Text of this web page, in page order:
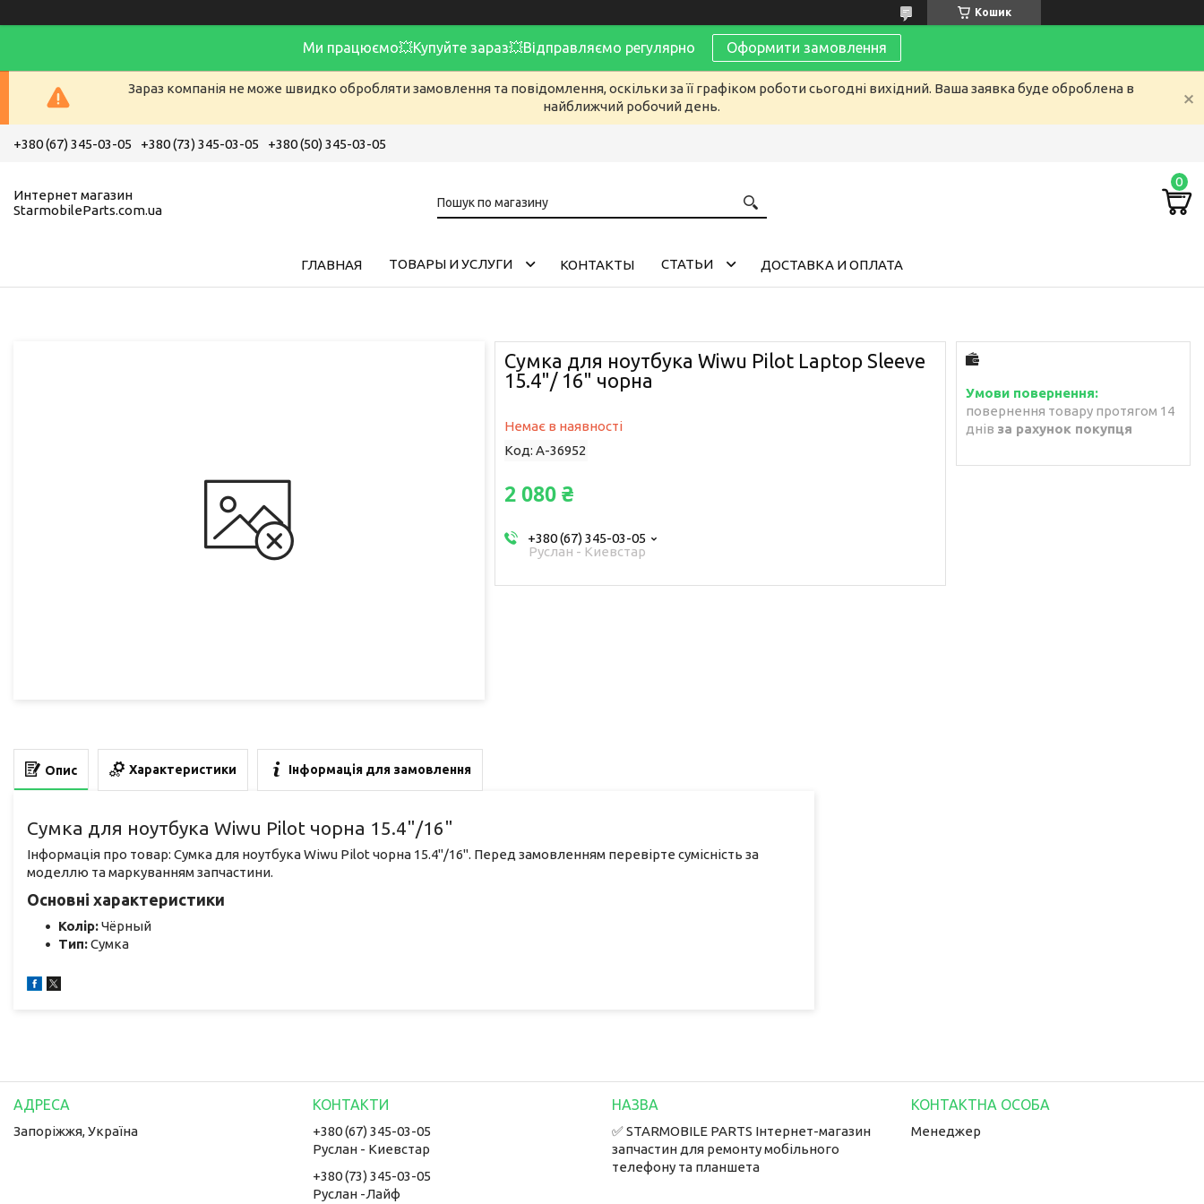
Кошик
Ми працюємо💥Купуйте зараз💥Відправляємо регулярно Оформити замовлення
Зараз компанія не може швидко обробляти замовлення та повідомлення, оскільки за її графіком роботи сьогодні вихідний. Ваша заявка буде оброблена в
найближчий робочий день.
+380 (67) 345-03-05 +380 (73) 345-03-05 +380 (50) 345-03-05
Интернет магазин
StarmobileParts.com.ua
ГЛАВНАЯ ТОВАРЫ И УСЛУГИ КОНТАКТЫ CТАТЬИ ДОСТАВКА И ОПЛАТА
Сумка для ноутбука Wiwu Pilot Laptop Sleeve
15.4"/ 16" чорна
Немає в наявності
Код: A-36952
2 080 ₴
+380 (67) 345-03-05
Руслан - Киевстар
повернення товару протягом 14
днів за рахунок покупця
Опис Характеристики Інформація для замовлення
Сумка для ноутбука Wiwu Pilot чорна 15.4"/16"
Інформація про товар: Сумка для ноутбука Wiwu Pilot чорна 15.4"/16". Перед замовленням перевірте сумісність за
моделлю та маркуванням запчастини.
Основні характеристики
Колір:Чёрный
Тип:Сумка
Запоріжжя, Україна
+380 (67) 345-03-05
Руслан - Киевстар
+380 (73) 345-03-05
Руслан -Лайф
✅ STARMOBILE PARTS Інтернет-магазин
запчастин для ремонту мобільного
телефону та планшета
Менеджер